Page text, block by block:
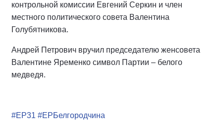
контрольной комиссии Евгений Серкин и член
местного политического совета Валентина
Голубятникова.
Андрей Петрович вручил председателю женсовета
Валентине Яременко символ Партии – белого
медведя.
#ЕР31 #ЕРБелгородчина